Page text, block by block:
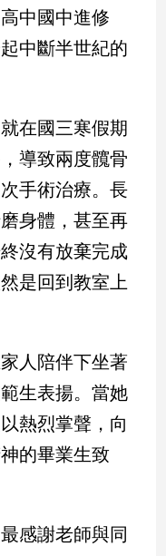
中國中進修
中斷半世紀的
在國三寒假期
導致兩度髖骨
手術治療。長
身體，甚至再
沒有放棄完成
是回到教室上
人陪伴下坐著
生表揚。當她
熱烈掌聲，向
的畢業生致
感謝老師與同